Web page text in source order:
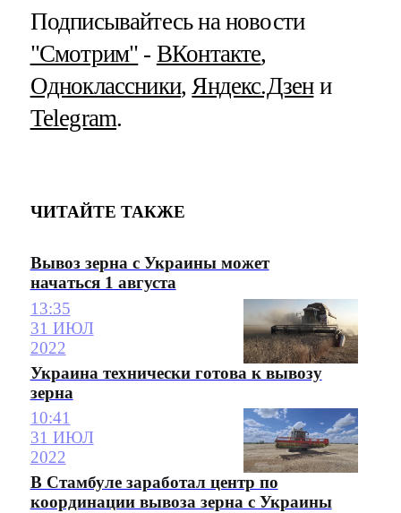
Подписывайтесь на новости
"Смотрим" ‐ ВКонтакте,
Одноклассники, Яндекс.Дзени
Telegram.
ЧИТАЙТЕ ТАКЖЕ
Вывоз зерна с Украины может
начаться 1 августа
13:35
31 ИЮЛ
2022
Украина технически готова к вывозу
зерна
10:41
31 ИЮЛ
2022
В Стамбуле заработал центр по
координации вывоза зерна с Украины